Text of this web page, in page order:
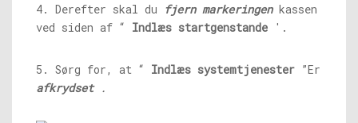
4. Derefter skal du fjern markeringen kassen
ved siden af ​​“ Indlæs startgenstande '.
5. Sørg for, at “ Indlæs systemtjenester ”Er
afkrydset.